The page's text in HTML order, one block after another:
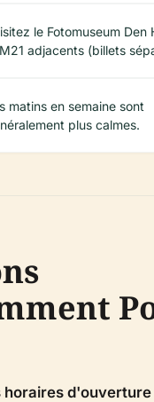
le Fotomuseum Den
adjacents (billets
matins en semaine sont
plus calmes.
horaires d'ouverture